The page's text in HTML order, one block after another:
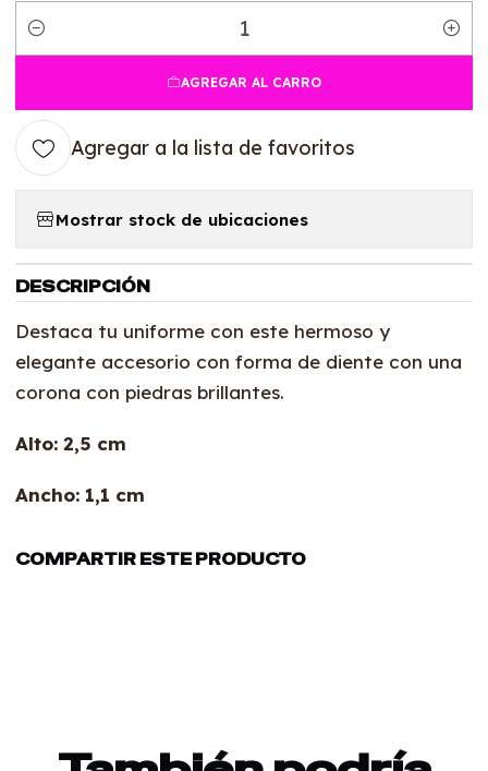
Cantidad
AGREGAR AL CARRO
Agregar a la lista de favoritos
Mostrar stock de ubicaciones
DESCRIPCIÓN
Destaca tu uniforme con este hermoso y
elegante accesorio con forma de diente con una
corona con piedras brillantes.
Alto: 2,5 cm
Ancho: 1,1 cm
COMPARTIR ESTE PRODUCTO